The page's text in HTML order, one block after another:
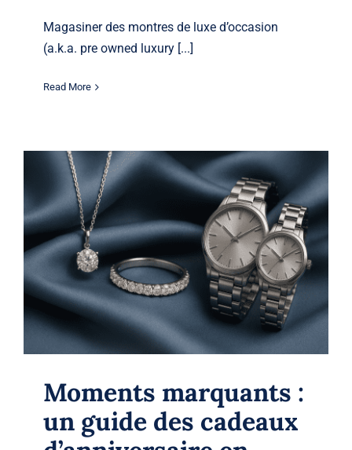
Magasiner des montres de luxe d’occasion
(a.k.a. pre owned luxury [...]
Read More
Moments marquants : un guide des
cadeaux d’anniversaire en bijoux pour
chaque jalon
Jewelery
Moments marquants :
un guide des cadeaux